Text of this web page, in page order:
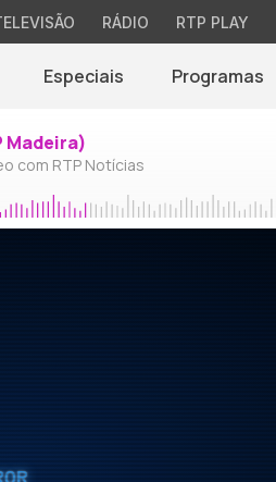
RÁDIO RTP PLAY
Especiais Programas
Madeira)
com RTP Notícias